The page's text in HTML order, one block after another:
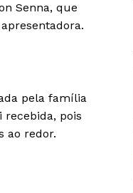
Senna, que
pela família
pois
ao redor.